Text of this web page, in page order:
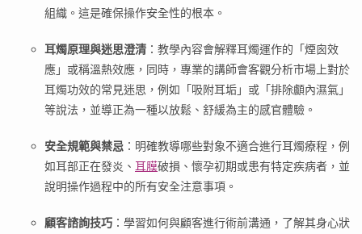
組織。這是確保操作安全性的根本。
耳燭原理與迷思澄清 ：教學內容會解釋耳燭運作的「煙囪效
應」或稱溫熱效應，同時，專業的講師會客觀分析市場上對於
耳燭功效的常見迷思，例如「吸附耳垢」或「排除顱內濕氣」
等說法，並導正為一種以放鬆、舒緩為主的感官體驗。
安全規範與禁忌 ：明確教導哪些對象不適合進行耳燭療程，例
如耳部正在發炎、 耳膜破損、懷孕初期或患有特定疾病者，並
說明操作過程中的所有安全注意事項。
顧客諮詢技巧 ：學習如何與顧客進行術前溝通，了解其身心狀